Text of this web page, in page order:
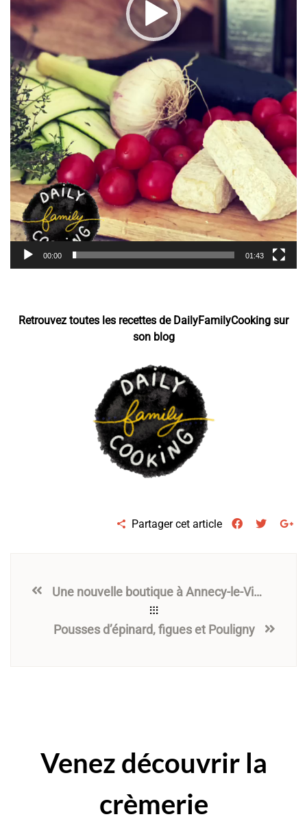
00:00 01:43
Retrouvez toutes les recettes de DailyFamilyCooking sur
son blog
Partager cet article
Une nouvelle boutique à Annecy-le-Vieux, quartier des Pommaries.
Pousses d’épinard, figues et Pouligny
Venez découvrirla
crèmerie